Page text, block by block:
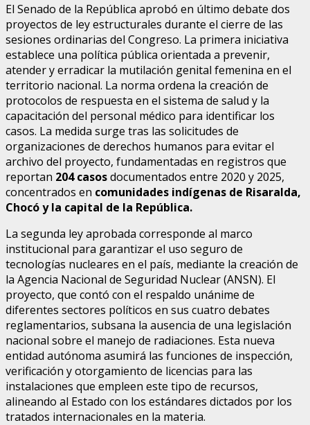
El Senado de la República aprobó en último debate dos
proyectos de ley estructurales durante el cierre de las
sesiones ordinarias del Congreso. La primera iniciativa
establece una política pública orientada a prevenir,
atender y erradicar la mutilación genital femenina en el
territorio nacional. La norma ordena la creación de
protocolos de respuesta en el sistema de salud y la
capacitación del personal médico para identificar los
casos. La medida surge tras las solicitudes de
organizaciones de derechos humanos para evitar el
archivo del proyecto, fundamentadas en registros que
reportan 204 casosdocumentados entre 2020 y 2025,
concentrados en comunidades indígenas de Risaralda,
Chocó y la capital de la República.
La segunda ley aprobada corresponde al marco
institucional para garantizar el uso seguro de
tecnologías nucleares en el país, mediante la creación de
la Agencia Nacional de Seguridad Nuclear (ANSN). El
proyecto, que contó con el respaldo unánime de
diferentes sectores políticos en sus cuatro debates
reglamentarios, subsana la ausencia de una legislación
nacional sobre el manejo de radiaciones. Esta nueva
entidad autónoma asumirá las funciones de inspección,
verificación y otorgamiento de licencias para las
instalaciones que empleen este tipo de recursos,
alineando al Estado con los estándares dictados por los
tratados internacionales en la materia.